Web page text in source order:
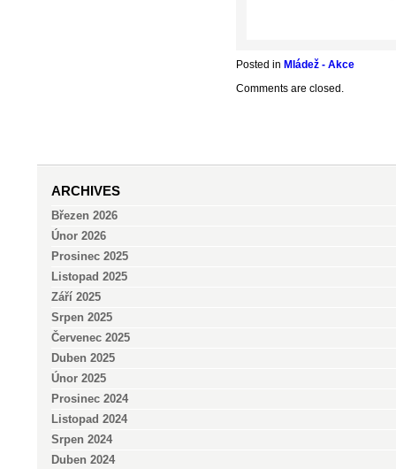
Posted in Mládež - Akce
Comments are closed.
ARCHIVES
Březen 2026
Únor 2026
Prosinec 2025
Listopad 2025
Září 2025
Srpen 2025
Červenec 2025
Duben 2025
Únor 2025
Prosinec 2024
Listopad 2024
Srpen 2024
Duben 2024